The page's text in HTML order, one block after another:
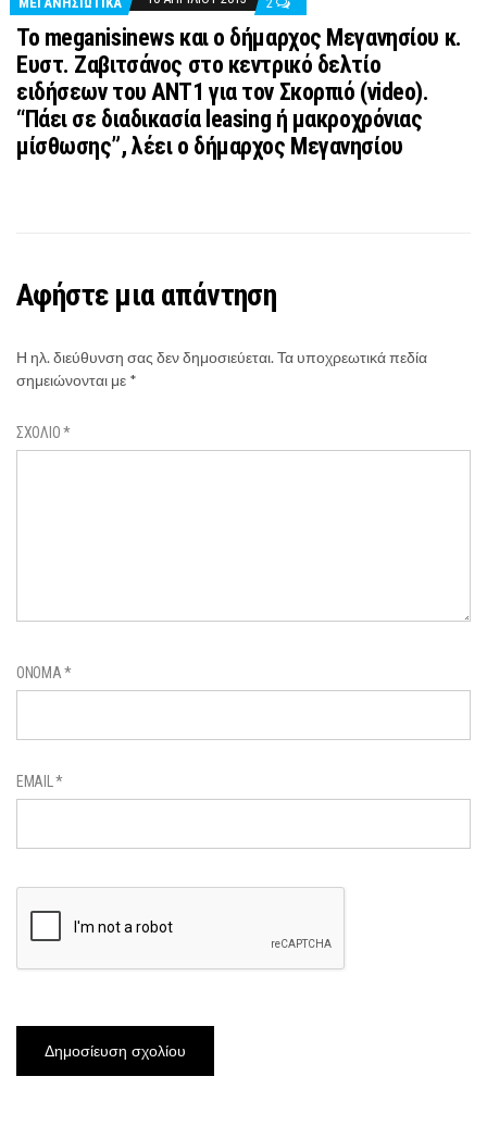
Το meganisinews και ο δήμαρχος Μεγανησίου κ.
Ευστ. Ζαβιτσάνος στο κεντρικό δελτίο
ειδήσεων του ΑΝΤ1 για τον Σκορπιό (video).
“Πάει σε διαδικασία leasing ή μακροχρόνιας
μίσθωσης”, λέει ο δήμαρχος Μεγανησίου
Αφήστε μια απάντηση
Η ηλ. διεύθυνση σας δεν δημοσιεύεται.Τα υποχρεωτικά πεδία
σημειώνονται με *
ΣΧΌΛΙΟ*
ΌΝΟΜΑ*
EMAIL*